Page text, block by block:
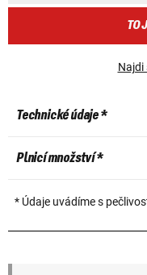
TO
Najdi
Technické údaje *
Plnicí množství *
* Údaje uvádíme s